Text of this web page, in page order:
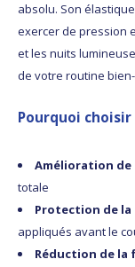
absolu. Son
exercer de pression
et les nuits
de votre routine
Pourquoi
Amélioration de
totale
Protection de la
appliqués avant le
Réduction de